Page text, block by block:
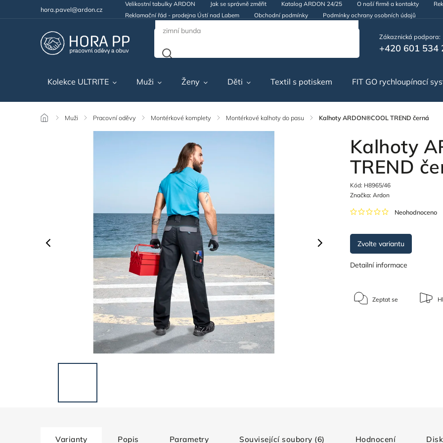
hora.pavel@ardon.cz
Velikostní tabulky ARDON Jak se správně změřit Katalog ARDON 24/25 O naší firmě a kontakty
Reklamační řád - prodejna Ústí nad Labem
Obchodní podmínky Podmínky ochrany osobních údajů
Zákaznická podpora:
+420 601 534
Kolekce ULTRITE Muži Ženy Děti Textil s potiskem FIT GO rychloupínací
/ Muži / Pracovní oděvy / Montérkové komplety / Montérkové kalhoty do pasu / Kalhoty ARDON®COOL TREND černá
Kalhoty
TREND
Kód: H8965/46
Neohodnoceno
Značka: Ardon
Zvolte variantu
Detailní informace
Zeptat se
Varianty Popis Parametry Související soubory (6) Hodnocení